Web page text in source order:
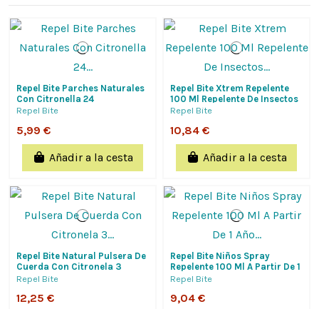
Repel Bite Parches Naturales
Con Citronella 24
Aplicaciones Duración De 8 A
Repel Bite
5,99 €
Añadir a la cesta
Repel Bite Xtrem Repelente
100 Ml Repelente De Insectos
Eficaz En Condiciones
Repel Bite
10,84 €
Añadir a la cesta
Repel Bite Natural Pulsera De
Cuerda Con Citronela 3
Unidades
Repel Bite
12,25 €
Repel Bite Niños Spray
Repelente 100 Ml A Partir De 1
Año Repelente Eficaz Con
Repel Bite
9,04 €